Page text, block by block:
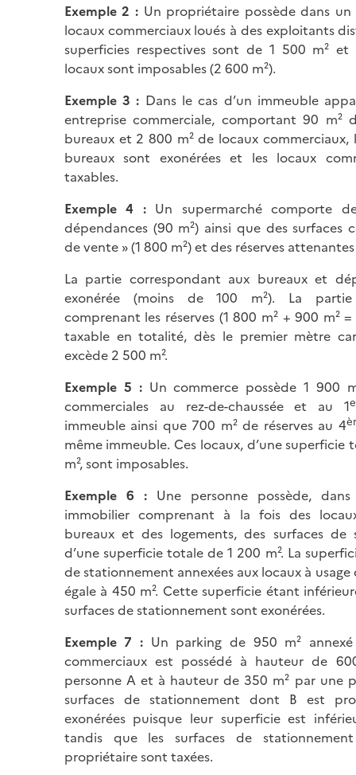
Exemple 2 :Un propriétaire possède dans un
locaux commerciaux loués à des exploitants
superficies respectives sont de 1 500 m² et
locaux sont imposables (2 600 m²).
Exemple 3 : Dans le cas d’un immeuble
entreprise commerciale, comportant 90 m²
bureaux et 2 800 m² de locaux commerciaux,
bureaux sont exonérées et les locaux
taxables.
Exemple 4 :Un supermarché comporte
dépendances (90 m²) ainsi que des surfaces
de vente » (1 800 m²) et des réserves
La partie correspondant aux bureaux et
exonérée (moins de 100 m²). La partie
comprenant les réserves (1 800 m² + 900 m²
taxable en totalité, dès le premier mètre
excède 2 500 m².
Exemple 5 :Un commerce possède 1 900
commerciales au rez-de-chaussée et au 1
immeuble ainsi que 700 m² de réserves au 4
même immeuble. Ces locaux, d’une superficie
m², sont imposables.
Exemple 6 :Une personne possède, dans
immobilier comprenant à la fois des
bureaux et des logements, des surfaces de
d’une superficie totale de 1 200 m². La
de stationnement annexées aux locaux à
égale à 450 m². Cette superficie étant
surfaces de stationnement sont exonérées.
Exemple 7 : Un parking de 950 m²
commerciaux est possédé à hauteur de
personne A et à hauteur de 350 m² par une
surfaces de stationnement dont B est
exonérées puisque leur superficie est
tandis que les surfaces de
propriétaire sont taxées.